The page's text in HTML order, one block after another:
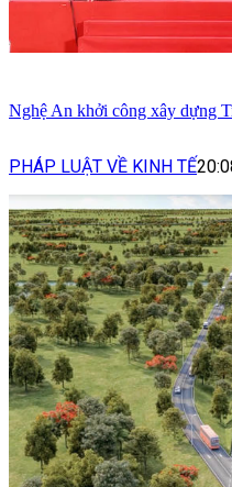
Nghệ An khởi công xây dựng
PHÁP LUẬT VỀ KINH TẾ